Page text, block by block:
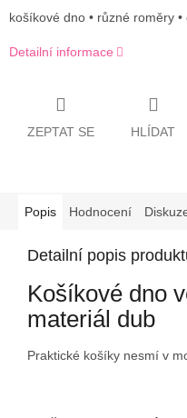
košíkové dno • různé roměry •
Detailní informace
ZEPTAT SE HLÍDAT
Popis Hodnocení
Detailní popis
Košíkové dno
materiál dub
Praktické košíky nesmí v